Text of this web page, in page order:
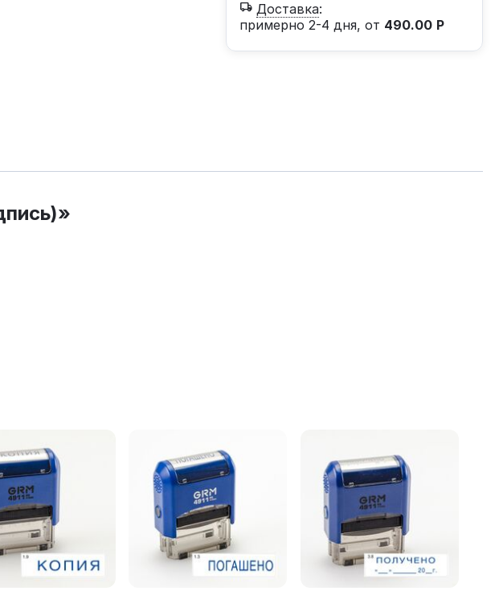
Доставка:
примерно 2-4 дня, от 490.00 Р